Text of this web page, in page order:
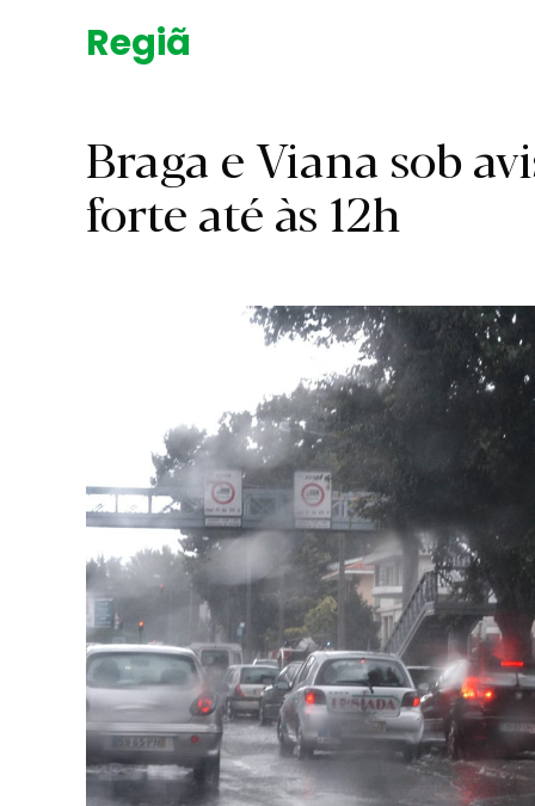
Região.
Braga e Viana sob
forte até às 12h